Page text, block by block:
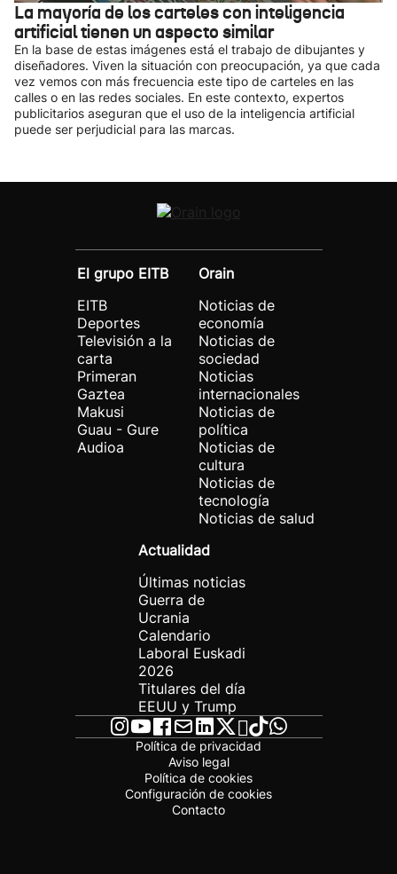
La mayoría de los carteles con inteligencia
artificial tienen un aspecto similar
En la base de estas imágenes está el trabajo de dibujantes y
diseñadores. Viven la situación con preocupación, ya que cada
vez vemos con más frecuencia este tipo de carteles en las
calles o en las redes sociales. En este contexto, expertos
publicitarios aseguran que el uso de la inteligencia artificial
puede ser perjudicial para las marcas.
El grupo EITB
EITB
Deportes
Televisión a la
carta
Primeran
Gaztea
Makusi
Guau - Gure
Audioa
Orain
Noticias de
economía
Noticias de
sociedad
Noticias
internacionales
Noticias de
política
Noticias de
cultura
Noticias de
tecnología
Noticias de salud
Actualidad
Últimas noticias
Guerra de
Ucrania
Calendario
Laboral Euskadi
2026
Titulares del día
EEUU y Trump
Política de privacidad
Aviso legal
Política de cookies
Configuración de cookies
Contacto